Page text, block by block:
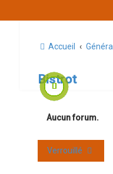
Accueil Général
Bistrot
Aucun forum.
Verrouillé